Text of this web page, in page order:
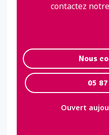
contactez
Nous
05
Ouvert